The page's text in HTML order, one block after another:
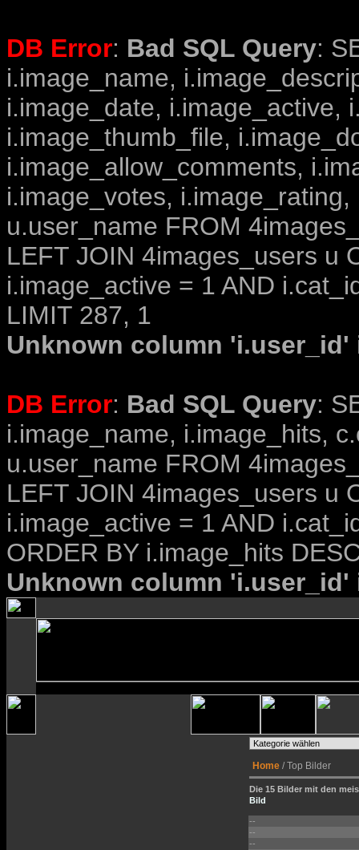
DB Error: Bad SQL Query:
i.image_name,
i.image_date, i.image_active,
i.image_thumb_file,
i.image_allow_comments,
i.image_votes,
u.user_name FROM
LEFT JOIN 4images_users u
i.image_active = 1 AND
LIMIT 287, 1
Unknown column
DB Error: Bad SQL Query:
i.image_name, i.image_hits,
u.user_name FROM
LEFT JOIN 4images_users u
i.image_active = 1 AND
ORDER BY i.image_hits
Unknown column
Home / Top Bilder
Die 15 Bilder mit den
Bild
--
--
--